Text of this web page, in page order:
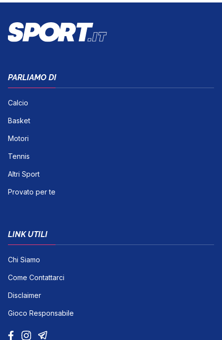
PARLIAMO DI
Calcio
Basket
Motori
Tennis
Altri Sport
Provato per te
LINK UTILI
Chi Siamo
Come Contattarci
Disclaimer
Gioco Responsabile